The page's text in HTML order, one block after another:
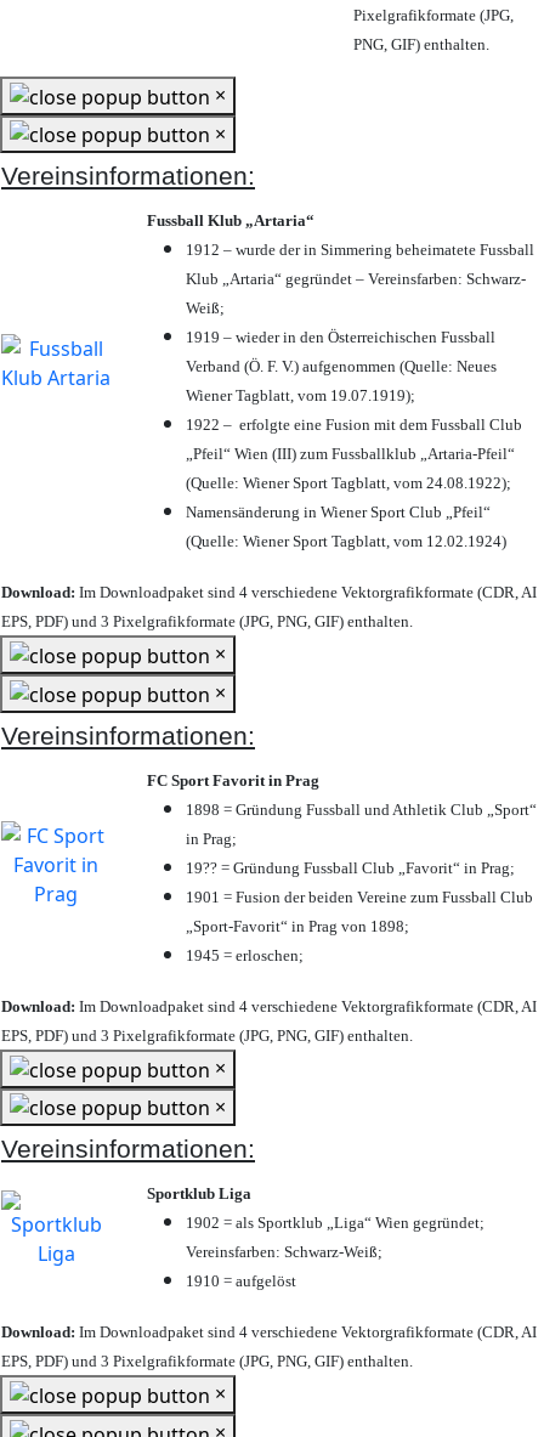
Pixelgrafikformate (JPG,
PNG, GIF) enthalten.
×
×
Vereinsinformationen:
Fussball Klub „Artaria“
1912 – wurde der in Simmering beheimatete Fussball
Klub „Artaria“ gegründet – Vereinsfarben: Schwarz-
Weiß;
1919 – wieder in den Österreichischen Fussball
Verband (Ö. F. V.) aufgenommen (Quelle: Neues
Wiener Tagblatt, vom 19.07.1919);
1922 – erfolgte eine Fusion mit dem Fussball Club
„Pfeil“ Wien (III) zum Fussballklub „Artaria-Pfeil“
(Quelle: Wiener Sport Tagblatt, vom 24.08.1922);
Namensänderung in Wiener Sport Club „Pfeil“
(Quelle: Wiener Sport Tagblatt, vom 12.02.1924)
Download: Im Downloadpaket sind 4 verschiedene Vektorgrafikformate (CDR, AI
EPS, PDF) und 3 Pixelgrafikformate (JPG, PNG, GIF) enthalten.
×
×
Vereinsinformationen:
FC Sport Favorit in Prag
1898 = Gründung Fussball und Athletik Club „Sport“
in Prag;
19?? = Gründung Fussball Club „Favorit“ in Prag;
1901 = Fusion der beiden Vereine zum Fussball Club
„Sport-Favorit“ in Prag von 1898;
1945 = erloschen;
Download: Im Downloadpaket sind 4 verschiedene Vektorgrafikformate (CDR, AI
EPS, PDF) und 3 Pixelgrafikformate (JPG, PNG, GIF) enthalten.
×
×
Vereinsinformationen:
Sportklub Liga
1902 = als Sportklub „Liga“ Wien gegründet;
Vereinsfarben: Schwarz-Weiß;
1910 = aufgelöst
Download: Im Downloadpaket sind 4 verschiedene Vektorgrafikformate (CDR, AI
EPS, PDF) und 3 Pixelgrafikformate (JPG, PNG, GIF) enthalten.
×